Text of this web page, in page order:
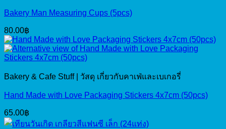
Bakery Man Measuring Cups (5pcs)
80.00฿
Bakery & Cafe Stuff | วัสดุ เกี่ยวกับคาเฟ่และเบเกอรี่
Hand Made with Love Packaging Stickers 4x7cm (50pcs)
65.00฿